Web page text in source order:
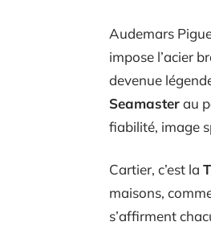
Audemars
impose l’acier
devenue
Seamasterau
fiabilité, image
Cartier, c’est la
maisons,
s’affirment